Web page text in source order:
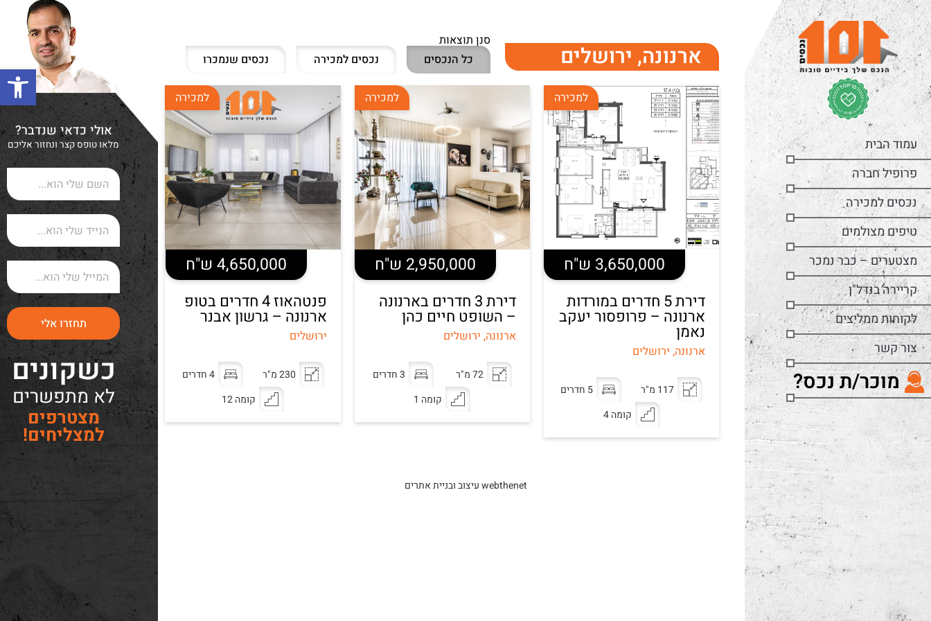
פתח
עמוד הבית
פרופיל חברה
נכסים למכירה
טיפים מצולמים
מצטערים – כבר נמכר
קריירה בנדל"ן
לקוחות ממליצים
צור קשר
מוכר/ת נכס?
אולי כדאי שנדבר?
מלאו טופס קצר ונחזור אליכם
תחזרו אלי
כשקונים
לא מתפשרים
מצטרפים
למצליחים!
ארנונה, ירושלים
סנן תוצאות
כל הנכסים
נכסים למכירה נכסים שנמכרו
למכירה
3,650,000 ש"ח
דירת 5 חדרים במורדות
ארנונה – פרופסור יעקב
נאמן
ארנונה, ירושלים
117 מ"ר
5 חדרים
קומה 4
למכירה
2,950,000 ש"ח
דירת 3 חדרים בארנונה
– השופט חיים כהן
ארנונה, ירושלים
72 מ"ר
3 חדרים
קומה 1
למכירה
4,650,000 ש"ח
פנטהאוז 4 חדרים בטופ
ארנונה – גרשון אבנר
ירושלים
230 מ"ר
4 חדרים
קומה 12
webthenet עיצוב ובניית אתרים